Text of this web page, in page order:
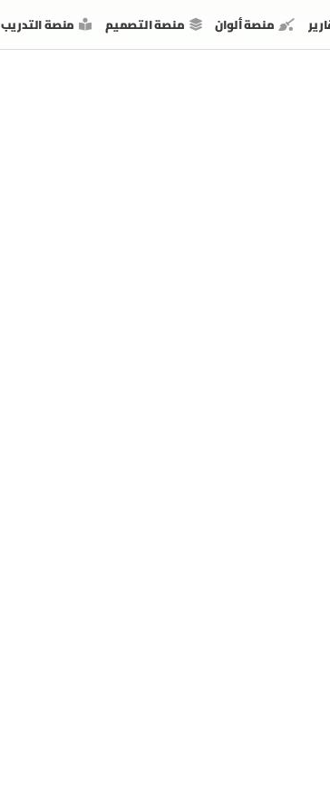
منصة ألوان منصة التصميم منصة التدريب